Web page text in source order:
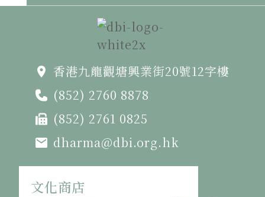
香港九龍觀塘興業街20號12字樓
(852) 2760 8878
(852) 2761 0825
dharma@dbi.org.hk
文化商店